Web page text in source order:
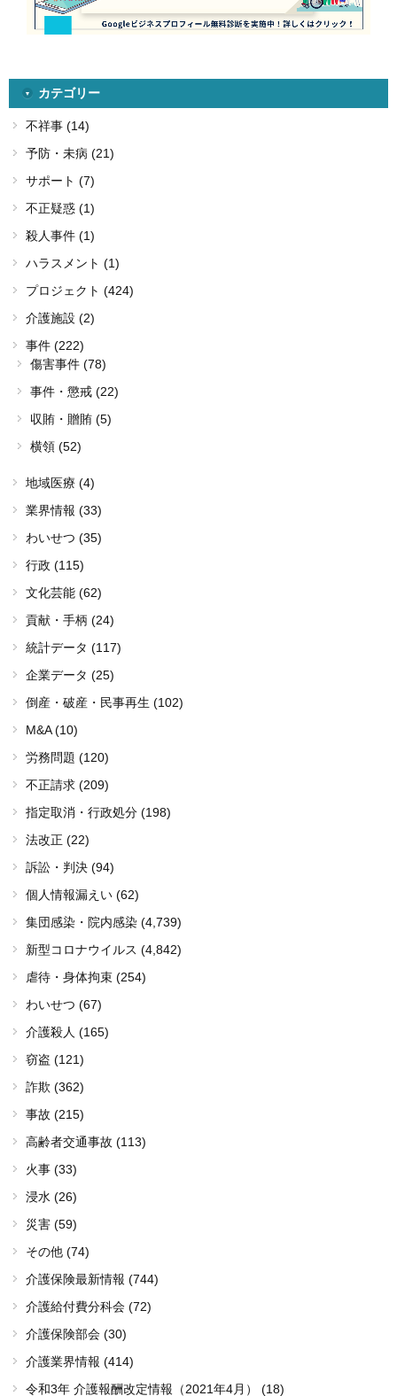
カテゴリー
不祥事 (14)
予防・未病 (21)
サポート (7)
不正疑惑 (1)
殺人事件 (1)
ハラスメント (1)
プロジェクト (424)
介護施設 (2)
事件 (222)
傷害事件 (78)
事件・懲戒 (22)
収賄・贈賄 (5)
横領 (52)
地域医療 (4)
業界情報 (33)
わいせつ (35)
行政 (115)
文化芸能 (62)
貢献・手柄 (24)
統計データ (117)
企業データ (25)
倒産・破産・民事再生 (102)
M&A (10)
労務問題 (120)
不正請求 (209)
指定取消・行政処分 (198)
法改正 (22)
訴訟・判決 (94)
個人情報漏えい (62)
集団感染・院内感染 (4,739)
新型コロナウイルス (4,842)
虐待・身体拘束 (254)
わいせつ (67)
介護殺人 (165)
窃盗 (121)
詐欺 (362)
事故 (215)
高齢者交通事故 (113)
火事 (33)
浸水 (26)
災害 (59)
その他 (74)
介護保険最新情報 (744)
介護給付費分科会 (72)
介護保険部会 (30)
介護業界情報 (414)
令和3年 介護報酬改定情報（2021年4月） (18)